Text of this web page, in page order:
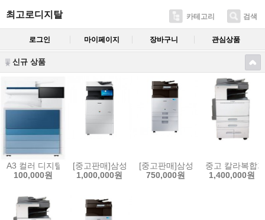
최고로디지탈 카테고리 검색
로그인 마이페이지 장바구니 관심상품
신규 상품
A3 컬러 디지털 복합기 MX6 시리즈 SL-X6250LX (A3) 칼라복합기임
100,000원
[중고판매]삼성SL- X4255LX (A3) 칼라 중고복합기
1,000,000원
[중고판매]삼성 X3220NR A3 칼
750,000원
중고 칼라복합
1,400,000원